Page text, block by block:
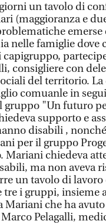
un tavolo di
(maggioranza e
emerse
nelle famiglie dove
capigruppo,
consigliere con
del territorio. La
comuanle in
gruppo "Un futuro
supporto e
disabili ,
per il gruppo
Mariani chiedeva
ma non aveva
un tavolo di
tre i gruppi, insieme
Mariani che ha
Pelagalli,